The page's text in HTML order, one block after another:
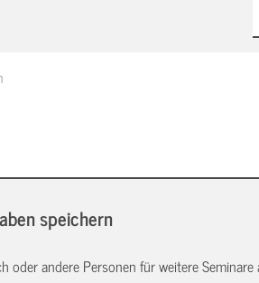
speichern
oder andere Personen für weitere